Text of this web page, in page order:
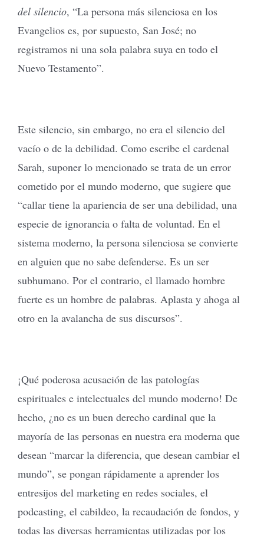
del silencio, “La persona más silenciosa en los
Evangelios es, por supuesto, San José; no
registramos ni una sola palabra suya en todo el
Nuevo Testamento”.
Este silencio, sin embargo, no era el silencio del
vacío o de la debilidad. Como escribe el cardenal
Sarah, suponer lo mencionado se trata de un error
cometido por el mundo moderno, que sugiere que
“callar tiene la apariencia de ser una debilidad, una
especie de ignorancia o falta de voluntad. En el
sistema moderno, la persona silenciosa se convierte
en alguien que no sabe defenderse. Es un ser
subhumano. Por el contrario, el llamado hombre
fuerte es un hombre de palabras. Aplasta y ahoga al
otro en la avalancha de sus discursos”.
¡Qué poderosa acusación de las patologías
espirituales e intelectuales del mundo moderno! De
hecho, ¿no es un buen derecho cardinal que la
mayoría de las personas en nuestra era moderna que
desean “marcar la diferencia, que desean cambiar el
mundo”, se pongan rápidamente a aprender los
entresijos del marketing en redes sociales, el
podcasting, el cabildeo, la recaudación de fondos, y
todas las diversas herramientas utilizadas por los